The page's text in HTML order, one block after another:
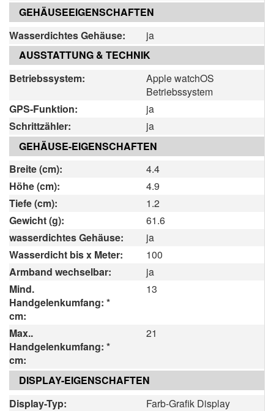
GEHÄUSEEIGENSCHAFTEN
Wasserdichtes Gehäuse:
ja
AUSSTATTUNG & TECHNIK
Betriebssystem:
Apple watchOS
Betriebssystem
GPS-Funktion:
ja
Schrittzähler:
ja
GEHÄUSE-EIGENSCHAFTEN
Breite (cm):
4.4
Höhe (cm):
4.9
Tiefe (cm):
1.2
Gewicht (g):
61.6
wasserdichtes Gehäuse:
ja
Wasserdicht bis x Meter:
100
Armband wechselbar:
ja
Mind.
Handgelenkumfang: *
cm:
13
Max..
Handgelenkumfang: *
cm:
21
DISPLAY-EIGENSCHAFTEN
Display-Typ:
Farb-Grafik Display